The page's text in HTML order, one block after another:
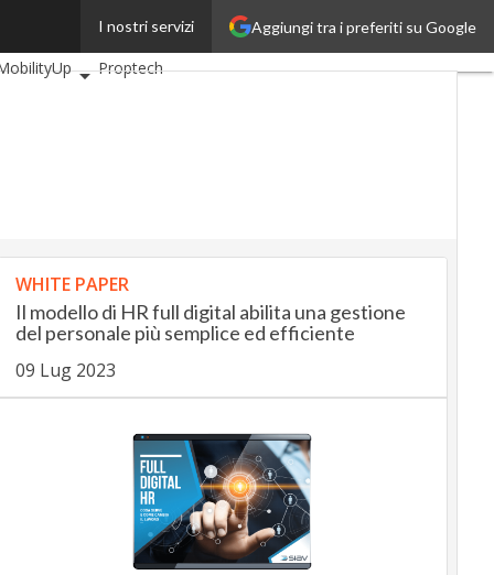
Aggiungi tra i preferiti su Google
I nostri servizi
Proptech
WHITE PAPER
Il modello di HR full digital abilita una gestione
del personale più semplice ed efficiente
09 Lug 2023